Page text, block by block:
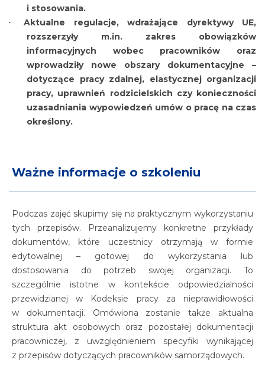
i stosowania.
Aktualne regulacje, wdrażające dyrektywy UE,
rozszerzyły m.in. zakres obowiązków
informacyjnych wobec pracowników oraz
wprowadziły nowe obszary dokumentacyjne –
dotyczące pracy zdalnej, elastycznej organizacji
pracy, uprawnień rodzicielskich czy konieczności
uzasadniania wypowiedzeń umów o pracę na czas
określony.
Ważne informacje o szkoleniu
Podczas zajęć skupimy się na praktycznym wykorzystaniu
tych przepisów. Przeanalizujemy konkretne przykłady
dokumentów, które uczestnicy otrzymają w formie
edytowalnej – gotowej do wykorzystania lub
dostosowania do potrzeb swojej organizacji. To
szczególnie istotne w kontekście odpowiedzialności
przewidzianej w Kodeksie pracy za nieprawidłowości
w dokumentacji. Omówiona zostanie także aktualna
struktura akt osobowych oraz pozostałej dokumentacji
pracowniczej, z uwzględnieniem specyfiki wynikającej
z przepisów dotyczących pracowników samorządowych.